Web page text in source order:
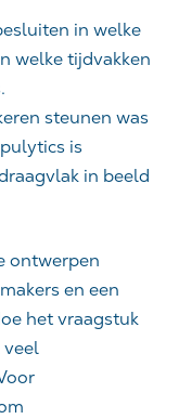
in welke
welke tijdvakken
steunen was
is
in beeld
ontwerpen
en een
het vraagstuk
veel